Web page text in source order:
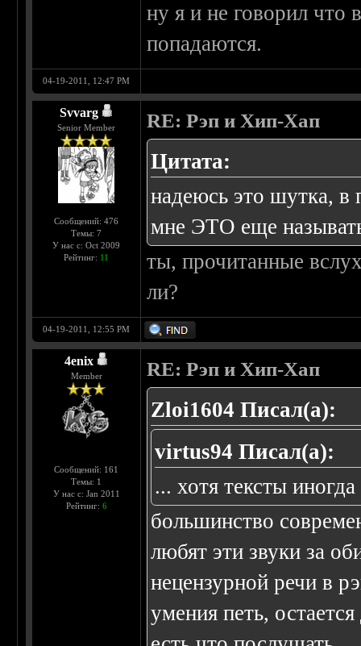
ну я и не говорил что
попадаются.
04-19-2011, 12:47 PM
Svvarg
Senior Member
Сообщений: 476
Темы: 7
У нас с: Oct 2009
Рейтинг: 11
RE: Рэп и Хип-Хап
Цитата:
надеюсь это шутка, в
мне ЭТО еще
ты, прочитанные
ли?
04-19-2011, 12:55 PM
4enix
Member
Сообщений: 161
Темы: 1
У нас с: Jan 2011
Рейтинг: 6
RE: Рэп и Хип-Хап
Zloi1604 Писал(а):
virtus94 Писал(а):
... хотя тексты
большинство
любят эти звуки за
нецензурной речи в
умения петь,